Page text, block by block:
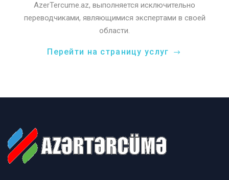
AzerTercume.az, выполняется исключительно
переводчиками, являющимися экспертами в своей
области.
Перейти на страницу услуг